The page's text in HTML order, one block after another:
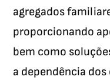
agregados
proporcionando
bem como
a dependência